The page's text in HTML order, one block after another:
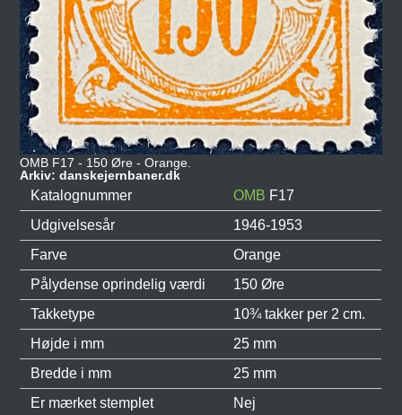
OMB F17 - 150 Øre - Orange.
Arkiv: danskejernbaner.dk
Katalognummer OMB F17
Udgivelsesår
1946-1953
Farve
Orange
Pålydense oprindelig værdi
150 Øre
Takketype
10¾ takker per 2 cm.
Højde i mm
25 mm
Bredde i mm
25 mm
Er mærket stemplet
Nej